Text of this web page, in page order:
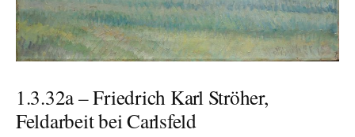
1.3.32a – Friedrich Karl Ströher,
Feldarbeit bei Carlsfeld